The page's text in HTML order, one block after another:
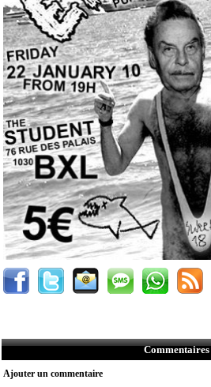
Commentaires
Ajouter un commentaire